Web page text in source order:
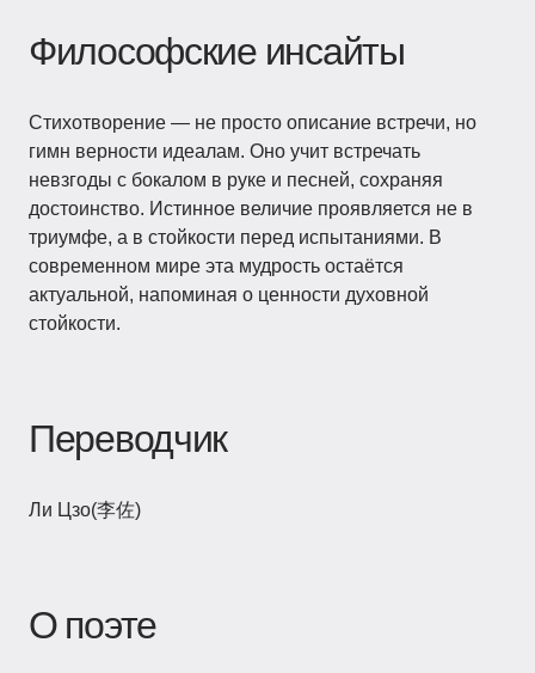
Философские инсайты
Стихотворение — не просто описание встречи, но
гимн верности идеалам. Оно учит встречать
невзгоды с бокалом в руке и песней, сохраняя
достоинство. Истинное величие проявляется не в
триумфе, а в стойкости перед испытаниями. В
современном мире эта мудрость остаётся
актуальной, напоминая о ценности духовной
стойкости.
Переводчик
Ли Цзо(李佐)
О поэте